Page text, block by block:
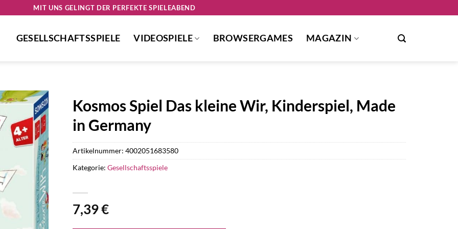
MIT UNS GELINGT DER PERFEKTE SPIELEABEND
GESELLSCHAFTSSPIELE VIDEOSPIELE BROWSERGAMES MAGAZIN
Kosmos Spiel Das kleine Wir, Kinderspiel, Made
in Germany
7,39€
Artikelnummer: 4002051683580
Kategorie: Gesellschaftsspiele